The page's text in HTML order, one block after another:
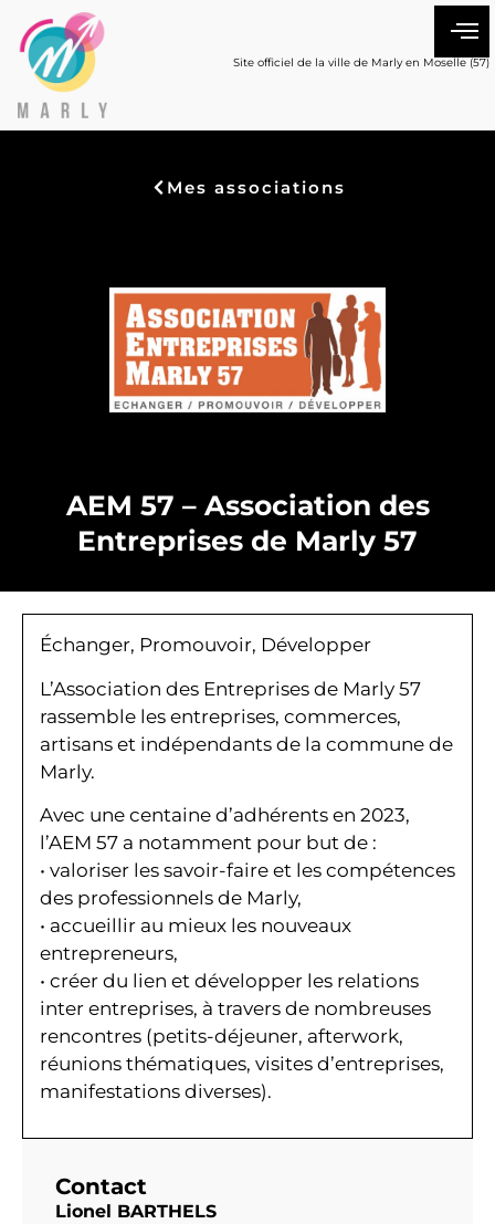
Site officiel de la ville de Marly en Moselle (57)
Mes associations
AEM 57 – Association des
Entreprises de Marly 57
Échanger, Promouvoir, Développer
L’Association des Entreprises de Marly 57
rassemble les entreprises, commerces,
artisans et indépendants de la commune de
Marly.
Avec une centaine d’adhérents en 2023,
l’AEM 57 a notamment pour but de :
• valoriser les savoir-faire et les compétences
des professionnels de Marly,
• accueillir au mieux les nouveaux
entrepreneurs,
• créer du lien et développer les relations
inter entreprises, à travers de nombreuses
rencontres (petits-déjeuner, afterwork,
réunions thématiques, visites d’entreprises,
manifestations diverses).
Contact
Lionel BARTHELS